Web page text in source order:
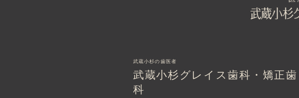
武蔵小杉の歯医者
武蔵小杉グレイス歯科・矯正歯
科